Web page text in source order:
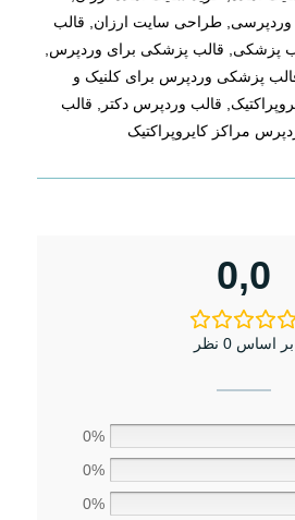
وردپرسی طراحی سایت ارزان
قالب
پزشکی قالب پزشکی برای وردپرس
پزشکی وردپرس برای کلنیک و
قالب وردپرس دکتر
قالب
مراکز کایروپراکتیک
0,0
بر اساس 0 نظر
0%
0%
0%